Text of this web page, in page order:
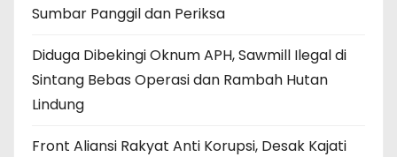
Sumbar Panggil dan Periksa
Diduga Dibekingi Oknum APH, Sawmill Ilegal di
Sintang Bebas Operasi dan Rambah Hutan
Lindung
Front Aliansi Rakyat Anti Korupsi, Desak Kajati